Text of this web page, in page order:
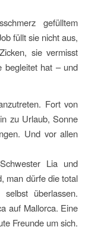
gefülltem
füllt sie nicht aus,
sie vermisst
begleitet hat – und
Fort von
zu Urlaub, Sonne
Und vor allen
Lia und
man dürfe die total
überlassen.
auf Mallorca. Eine
Freunde um sich.